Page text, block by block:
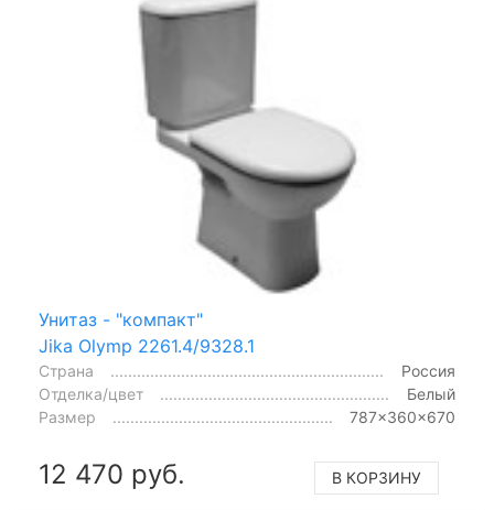
Унитаз - "компакт"
Jika Olymp 2261.4/9328.1
Страна
Россия
Отделка/цвет
Белый
Размер
787x360x670
12 470 руб. В КОРЗИНУ